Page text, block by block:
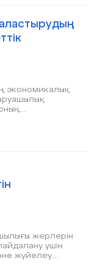
экономикалық
жердің
жерлерін
үшін
жүйелеу